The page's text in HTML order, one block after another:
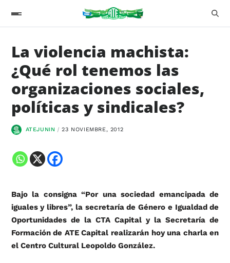
La violencia machista:
¿Qué rol tenemos las
organizaciones sociales,
políticas y sindicales?
ATEJUNIN 23 NOVIEMBRE, 2012
Bajo la consigna “Por una sociedad emancipada de
iguales y libres”, la secretaría de Género e Igualdad de
Oportunidades de la CTA Capital y la Secretaría de
Formación de ATE Capital realizarán hoy una charla en
el Centro Cultural Leopoldo González.